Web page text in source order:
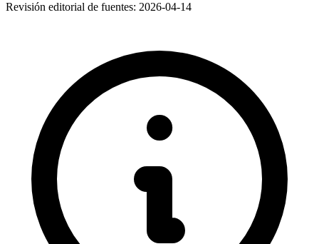
Revisión editorial de fuentes: 2026-04-14